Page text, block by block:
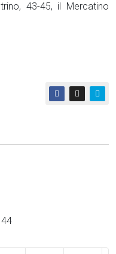
43-45, il Mercatino